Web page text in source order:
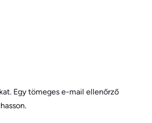
Egy tömeges e-mail ellenőrző